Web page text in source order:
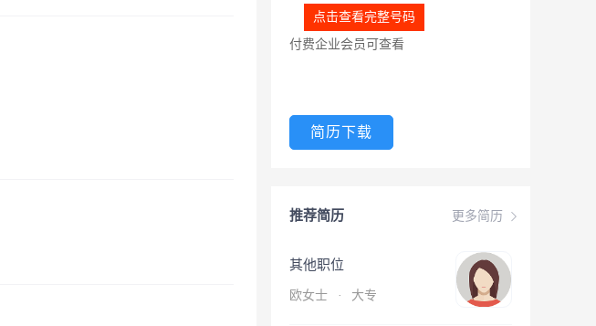
点击查看完整号码
付费企业会员可查看
简历下载
更多简历
推荐简历
其他职位
欧女士 · 大专